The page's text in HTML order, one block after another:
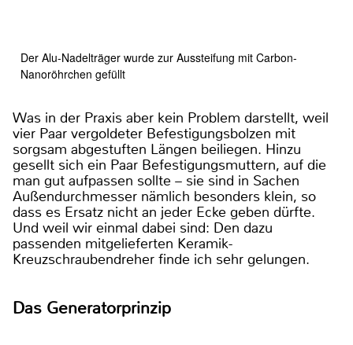
Der Alu-Nadelträger wurde zur Aussteifung mit Carbon-
Nanoröhrchen gefüllt
Was in der Praxis aber kein Problem darstellt, weil
vier Paar vergoldeter Befestigungsbolzen mit
sorgsam abgestuften Längen beiliegen. Hinzu
gesellt sich ein Paar Befestigungsmuttern, auf die
man gut aufpassen sollte – sie sind in Sachen
Außendurchmesser nämlich besonders klein, so
dass es Ersatz nicht an jeder Ecke geben dürfte.
Und weil wir einmal dabei sind: Den dazu
passenden mitgelieferten Keramik-
Kreuzschraubendreher finde ich sehr gelungen.
Das Generatorprinzip